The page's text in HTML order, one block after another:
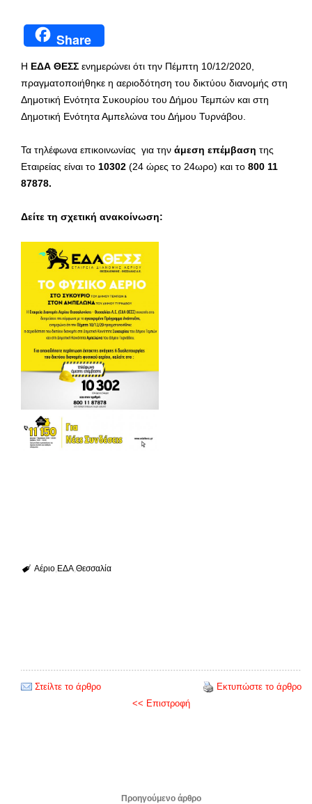
Share
Η ΕΔΑ ΘΕΣΣ ενημερώνει ότι την Πέμπτη 10/12/2020,
πραγματοποιήθηκε η αεριοδότηση του δικτύου διανομής στη
Δημοτική Ενότητα Συκουρίου του Δήμου Τεμπών και στη
Δημοτική Ενότητα Αμπελώνα του Δήμου Τυρνάβου.
Τα τηλέφωνα επικοινωνίας για την άμεση επέμβαση της
Εταιρείας είναι το 10302 (24 ώρες το 24ωρο) και το 800 11
87878.
Δείτε τη σχετική ανακοίνωση:
Αέριο ΕΔΑ Θεσσαλία
Στείλτε το άρθρο
Εκτυπώστε το άρθρο
<< Επιστροφή
Προηγούμενο άρθρο